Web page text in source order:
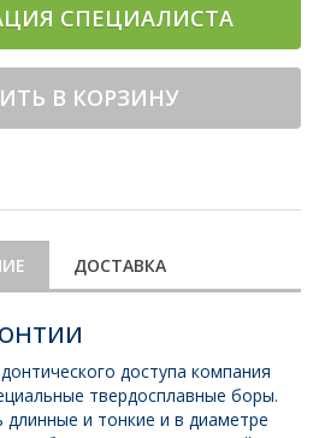
СПЕЦИАЛИСТА
В КОРЗИНУ
ДОСТАВКА
доступа компания
твердосплавные боры.
и тонкие и в диаметре